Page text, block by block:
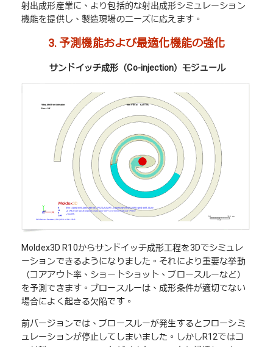
射出成形産業に、より包括的な射出成形シミュレーション
機能を提供し、製造現場のニーズに応えます。
3. 予測機能および最適化機能の強化
サンドイッチ成形（Co-injection）モジュール
Moldex3D R10からサンドイッチ成形工程を3Dでシミュレ
ーションできるようになりました。それにより重要な挙動
（コアアウト率、ショートショット、ブロースルーなど）
を予測できます。ブロースルーは、成形条件が適切でない
場合によく起きる欠陥です。
前バージョンでは、ブロースルーが発生するとフローシミ
ュレーションが停止してしまいました。しかしR12ではコ